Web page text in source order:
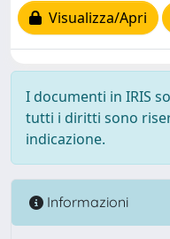
Visualizza/Apri
I documenti in IRIS
tutti i diritti sono
indicazione.
Informazioni